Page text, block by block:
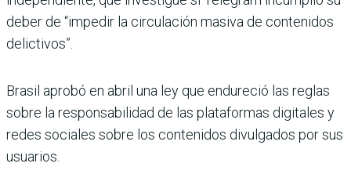
deber de “impedir la circulación masiva de contenidos
delictivos”.
Brasil aprobó en abril una ley que endureció las reglas
sobre la responsabilidad de las plataformas digitales y
redes sociales sobre los contenidos divulgados por sus
usuarios.